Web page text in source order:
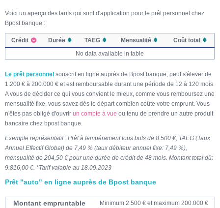
Voici un aperçu des tarifs qui sont d'application pour le prêt personnel chez
Bpost banque :
Crédit Durée TAEG Mensualité
Coût total
No data available in table
Le prêt personnel souscrit en ligne auprès de Bpost banque, peut s'élever de
1.200 € à 200.000 € et est remboursable durant une période de 12 à 120 mois.
A vous de décider ce qui vous convient le mieux, comme vous remboursez une
mensualité fixe, vous savez dès le départ combien coûte votre emprunt. Vous
n'êtes pas obligé d'ouvrir un compte à vue ou tenu de prendre un autre produit
bancaire chez bpost banque.
Exemple représentatif : Prêt à tempérament tous buts de 8.500 €, TAEG (Taux
Annuel Effectif Global) de 7,49 % (taux débiteur annuel fixe: 7,49 %),
mensualité de 204,50 € pour une durée de crédit de 48 mois. Montant total dû:
9.816,00 €. *Tarif valable au 18.09.2023
Prêt "auto" en ligne auprès de Bpost banque
Montant empruntable Minimum 2.500 € et maximum 200.000 €